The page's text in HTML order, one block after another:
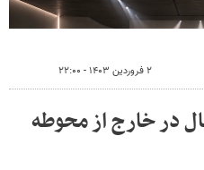
۲ فروردین ۱۴۰۳ - ۲۲:۰۰
در خارج از محوطه